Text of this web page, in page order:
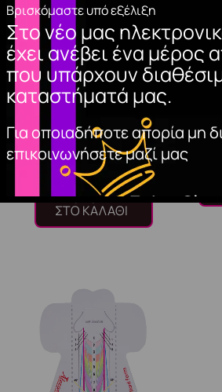
Βρισκόμαστε υπό εξέλιξη
Στο νέο μας
έχει ανέβει ένα μέρος
που υπάρχουν
καταστήματά μας.
Για οποιαδήποτε απορία μη
επικοινωνήσετε μαζί μας
(spray) 150ml.
6,20€
ΠΡΟΣΘΉΚΗ
ΣΤΟ ΚΑΛΆΘΙ